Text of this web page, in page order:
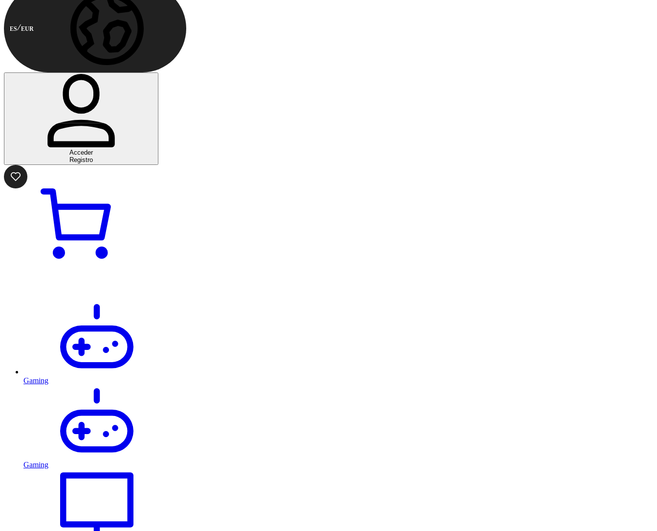
ES EUR
Acceder
Registro
Gaming
Gaming